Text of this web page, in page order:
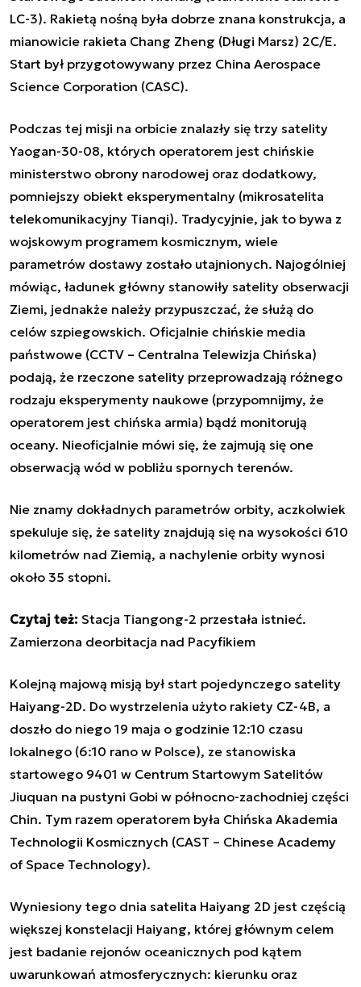
LC-3). Rakietą nośną była dobrze znana konstrukcja, a
mianowicie rakieta Chang Zheng (Długi Marsz) 2C/E.
Start był przygotowywany przez China Aerospace
Science Corporation (CASC).
Podczas tej misji na orbicie znalazły się trzy satelity
Yaogan-30-08, których operatorem jest chińskie
ministerstwo obrony narodowej oraz dodatkowy,
pomniejszy obiekt eksperymentalny (mikrosatelita
telekomunikacyjny Tianqi). Tradycyjnie, jak to bywa z
wojskowym programem kosmicznym, wiele
parametrów dostawy zostało utajnionych. Najogólniej
mówiąc, ładunek główny stanowiły satelity obserwacji
Ziemi, jednakże należy przypuszczać, że służą do
celów szpiegowskich. Oficjalnie chińskie media
państwowe (CCTV – Centralna Telewizja Chińska)
podają, że rzeczone satelity przeprowadzają różnego
rodzaju eksperymenty naukowe (przypomnijmy, że
operatorem jest chińska armia) bądź monitorują
oceany. Nieoficjalnie mówi się, że zajmują się one
obserwacją wód w pobliżu spornych terenów.
Nie znamy dokładnych parametrów orbity, aczkolwiek
spekuluje się, że satelity znajdują się na wysokości 610
kilometrów nad Ziemią, a nachylenie orbity wynosi
około 35 stopni.
Czytaj też: Stacja Tiangong-2 przestała istnieć.
Zamierzona deorbitacja nad Pacyfikiem
Kolejną majową misją był start pojedynczego satelity
Haiyang-2D. Do wystrzelenia użyto rakiety CZ-4B, a
doszło do niego 19 maja o godzinie 12:10 czasu
lokalnego (6:10 rano w Polsce), ze stanowiska
startowego 9401 w Centrum Startowym Satelitów
Jiuquan na pustyni Gobi w północno-zachodniej części
Chin. Tym razem operatorem była Chińska Akademia
Technologii Kosmicznych (CAST – Chinese Academy
of Space Technology).
Wyniesiony tego dnia satelita Haiyang 2D jest częścią
większej konstelacji Haiyang, której głównym celem
jest badanie rejonów oceanicznych pod kątem
uwarunkowań atmosferycznych: kierunku oraz